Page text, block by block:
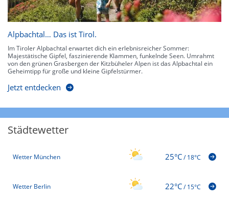
Alpbachtal… Das ist Tirol.
Im Tiroler Alpbachtal erwartet dich ein erlebnisreicher Sommer:
Majestätische Gipfel, faszinierende Klammen, funkelnde Seen. Umrahmt
von den grünen Grasbergen der Kitzbüheler Alpen ist das Alpbachtal ein
Geheimtipp für große und kleine Gipfelstürmer.
Jetzt entdecken
Städtewetter
Wetter München 25°C/18°C
Wetter Berlin 22°C/15°C